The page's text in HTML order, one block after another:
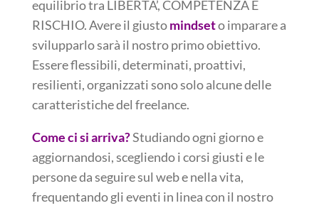
equilibrio tra LIBERTA’, COMPETENZA E
RISCHIO. Avere il giustomindseto imparare a
svilupparlo sarà il nostro primo obiettivo.
Essere flessibili, determinati, proattivi,
resilienti, organizzati sono solo alcune delle
caratteristiche del freelance.
Come ci si arriva?Studiando ogni giorno e
aggiornandosi, scegliendo i corsi giusti e le
persone da seguire sul web e nella vita,
frequentando gli eventi in linea con il nostro